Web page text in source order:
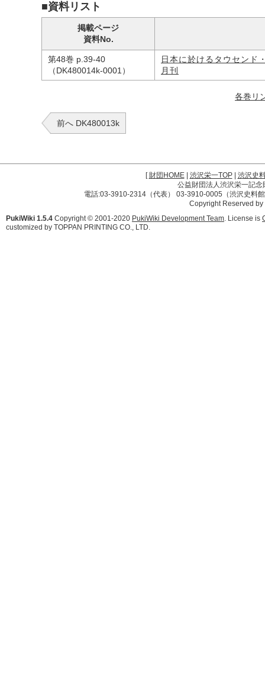
■資料リスト
掲載ページ
資料No.
第48巻 p.39-40
（DK480014k-0001）
日本に於けるタウセン
月刊
各巻リ
前へ DK480013k
[財団HOME| 渋沢栄一TOP| 渋沢史
公益財団法人渋沢栄一記
電話:03-3910-2314（代表） 03-3910-0005（渋沢史料
Copyright Reserved
PukiWiki 1.5.4 Copyright © 2001-2020 PukiWiki Development Team. License is
customized by TOPPAN PRINTING CO., LTD.